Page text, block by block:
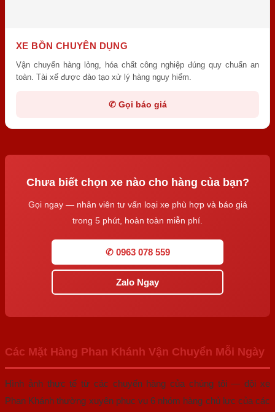
XE BỒN CHUYÊN DỤNG
Vận chuyển hàng lỏng, hóa chất công nghiệp đúng quy chuẩn an
toàn. Tài xế được đào tạo xử lý hàng nguy hiểm.
✆ Gọi báo giá
Chưa biết chọn xe nào cho hàng của bạn?
Gọi ngay — nhân viên tư vấn loại xe phù hợp và báo giá
trong 5 phút, hoàn toàn miễn phí.
✆ 0963 078 559
Zalo Ngay
Các Mặt Hàng Phan Khánh Vận Chuyển Mỗi Ngày
Hình ảnh thực tế từ các chuyến hàng của chúng tôi — đội xe
Phan Khánh thường xuyên phục vụ 6 nhóm hàng chủ lực của các